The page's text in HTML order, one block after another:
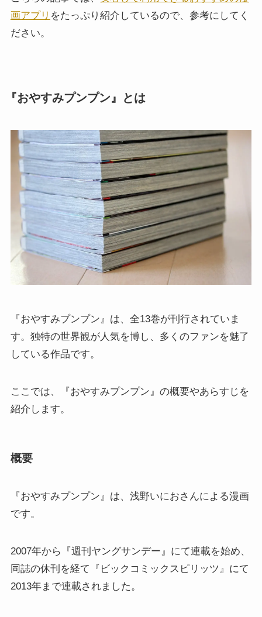
画アプリ をたっぷり紹介しているので、参考にしてく
ださい。
『おやすみプンプン』とは
『おやすみプンプン』は、全13巻が刊行されていま
す。独特の世界観が人気を博し、多くのファンを魅了
している作品です。
ここでは、『おやすみプンプン』の概要やあらすじを
紹介します。
概要
『おやすみプンプン』は、浅野いにおさんによる漫画
です。
2007年から『週刊ヤングサンデー』にて連載を始め、
同誌の休刊を経て『ビックコミックスピリッツ』にて
2013年まで連載されました。